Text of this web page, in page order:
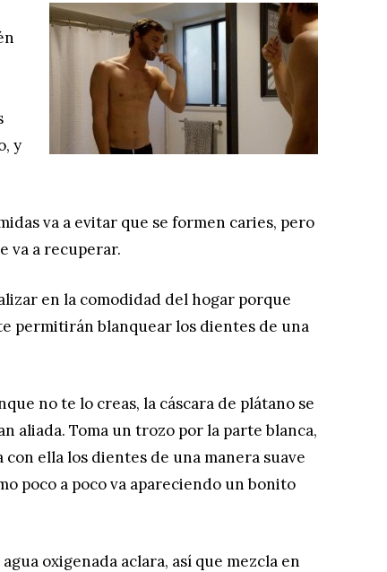
y
va a evitar que se formen caries, pero
va a recuperar.
en la comodidad del hogar porque
permitirán blanquear los dientes de una
no te lo creas, la cáscara de plátano se
aliada. Toma un trozo por la parte blanca,
ella los dientes de una manera suave
poco a poco va apareciendo un bonito
oxigenada aclara, así que mezcla en